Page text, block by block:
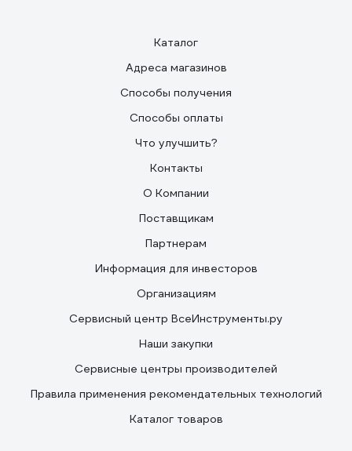
Каталог
Адреса магазинов
Способы получения
Способы оплаты
Что улучшить?
Контакты
О Компании
Поставщикам
Партнерам
Информация для инвесторов
Организациям
Сервисный центр ВсеИнструменты.ру
Наши закупки
Сервисные центры производителей
Правила применения рекомендательных технологий
Каталог товаров